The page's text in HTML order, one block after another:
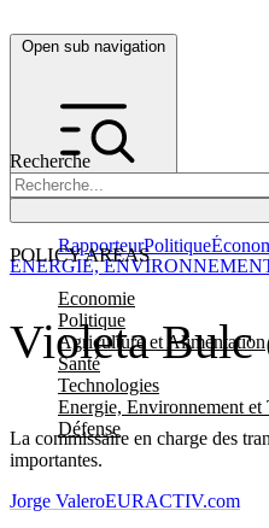
Open sub navigation
Recherche
POLICY AREAS
Economie
Politique
Agriculture et Alimentation
Santé
Technologies
Energie, Environnement et
Défense
RapporteurPolitique
Violeta Bulc
La commissaire en charge des
importantes.
ENERGIE,
Jorge ValeroEURACTIV.com